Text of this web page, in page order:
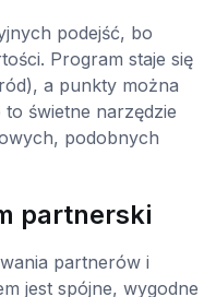
podejść, bo
Program staje się
a punkty można
świetne narzędzie
podobnych
partnerski
partnerów i
jest spójne, wygodne